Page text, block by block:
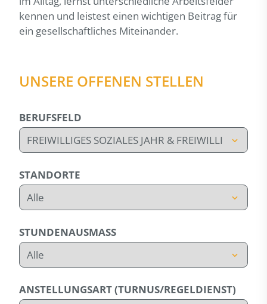
kennen und leistest einen wichtigen Beitrag für
ein gesellschaftliches Miteinander.
UNSERE OFFENEN STELLEN
BERUFSFELD
STANDORTE
STUNDENAUSMASS
ANSTELLUNGSART (TURNUS/REGELDIENST)